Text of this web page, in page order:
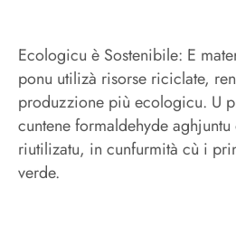
Ecologicu è Sostenibile: E
ponu utilizà risorse riciclate,
produzzione più ecologicu. U
cuntene formaldehyde
riutilizatu, in cunfurmità cù i
verde.